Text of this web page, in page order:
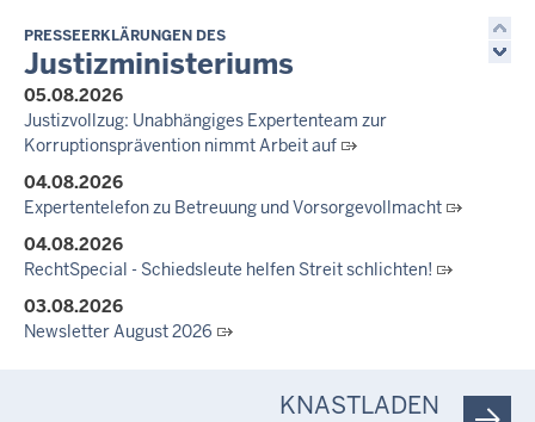
Newsletter Juli 2026
30.06.2026
288 Anwärterinnen und Anwärter des Jahrgangs 2024/2026
der Justizvollzugsschule NRW geehrt
30.06.2026
RechtSpecial - Schiedsleute helfen Streit schlichten!
PRESSEERKLÄRUNGEN DES
Justizministeriums
05.08.2026
Justizvollzug: Unabhängiges Expertenteam zur
Korruptionsprävention nimmt Arbeit auf
04.08.2026
Expertentelefon zu Betreuung und Vorsorgevollmacht
04.08.2026
RechtSpecial - Schiedsleute helfen Streit schlichten!
03.08.2026
Newsletter August 2026
Dein Mut findet Rückhalt: Die Justiz NRW unterstützt
KNASTLADEN